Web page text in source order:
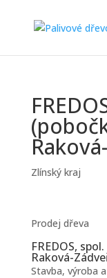
Zlínský kraj
Prodej dřeva
FREDOS,
Raková-
Stavba, výroba